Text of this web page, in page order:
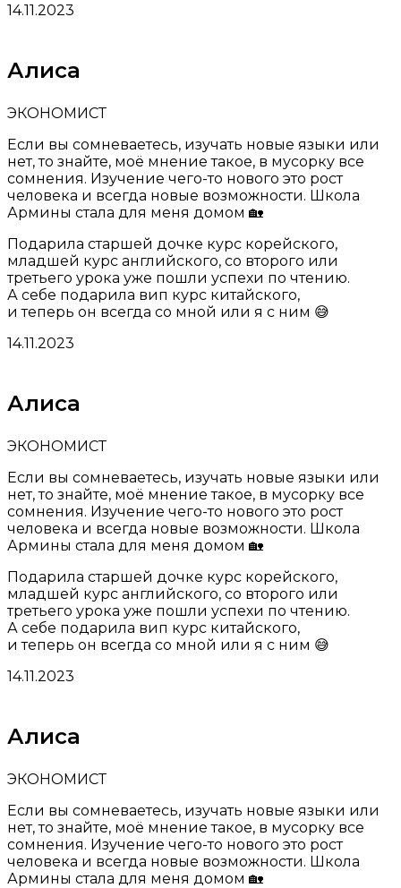
14.11.2023
Алиса
ЭКОНОМИСТ
Если вы сомневаетесь, изучать новые языки или
нет, то знайте, моё мнение такое, в мусорку все
сомнения. Изучение чего-то нового это рост
человека и всегда новые возможности. Школа
Армины стала для меня домом 🏡
Подарила старшей дочке курс корейского,
младшей курс английского, со второго или
третьего урока уже пошли успехи по чтению.
А себе подарила вип курс китайского,
и теперь он всегда со мной или я с ним 😅
14.11.2023
Алиса
ЭКОНОМИСТ
Если вы сомневаетесь, изучать новые языки или
нет, то знайте, моё мнение такое, в мусорку все
сомнения. Изучение чего-то нового это рост
человека и всегда новые возможности. Школа
Армины стала для меня домом 🏡
Подарила старшей дочке курс корейского,
младшей курс английского, со второго или
третьего урока уже пошли успехи по чтению.
А себе подарила вип курс китайского,
и теперь он всегда со мной или я с ним 😅
14.11.2023
Алиса
ЭКОНОМИСТ
Если вы сомневаетесь, изучать новые языки или
нет, то знайте, моё мнение такое, в мусорку все
сомнения. Изучение чего-то нового это рост
человека и всегда новые возможности. Школа
Армины стала для меня домом 🏡